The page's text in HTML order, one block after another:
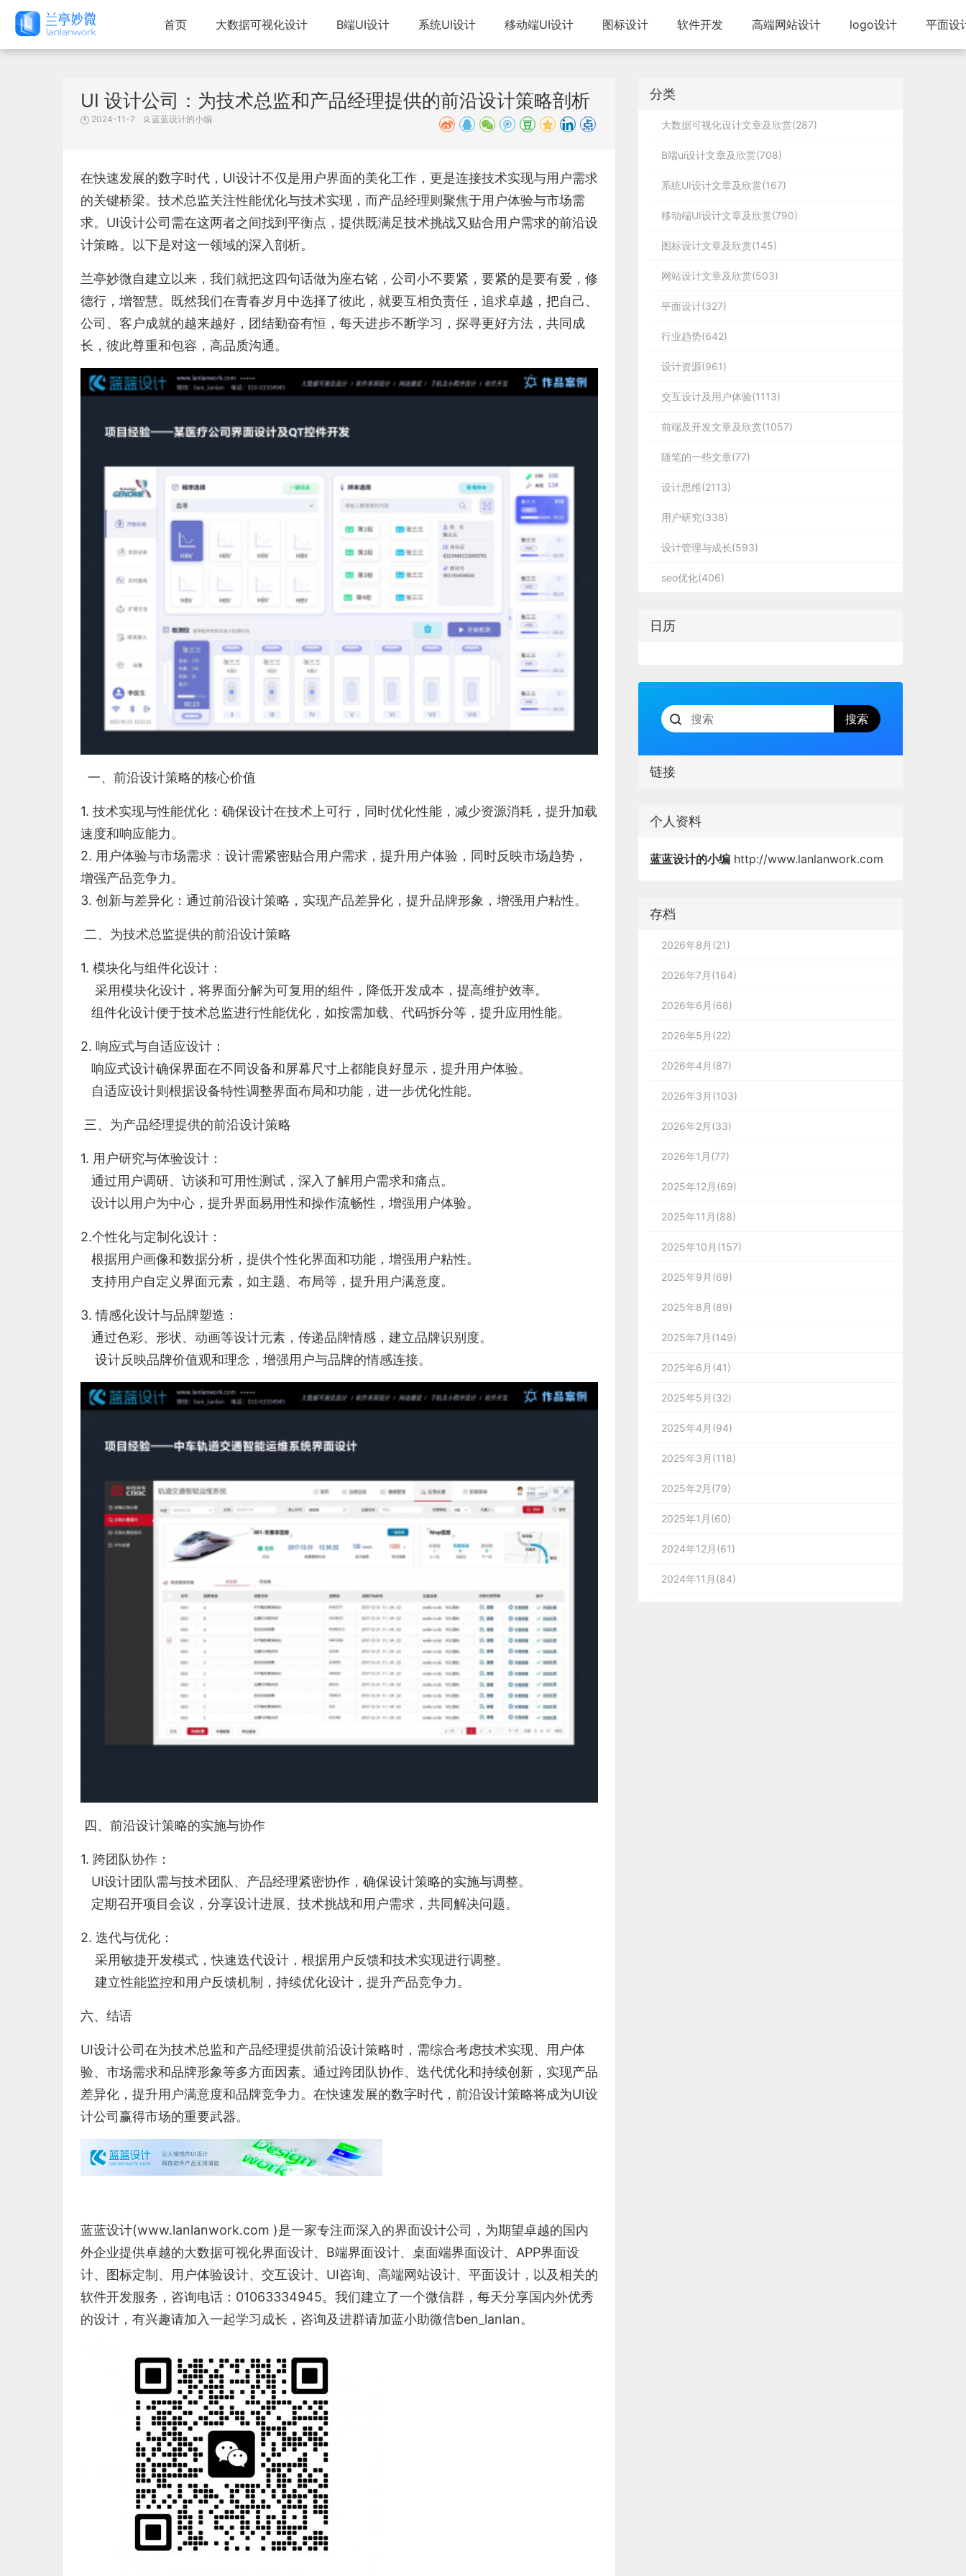
首页 大数据可视化设计 B端UI设计 系统UI设计 移动端UI设计 图标设计 软件开发 高端网站设计 logo设计 平面设
UI 设计公司：为技术总监和产品经理提供的前沿设计策略剖析
2024-11-7 蓝蓝设计的小编
在快速发展的数字时代，UI设计不仅是用户界面的美化工作，更是连接技术实现与用户需求
的关键桥梁。技术总监关注性能优化与技术实现，而产品经理则聚焦于用户体验与市场需
求。UI设计公司需在这两者之间找到平衡点，提供既满足技术挑战又贴合用户需求的前沿设
计策略。以下是对这一领域的深入剖析。
兰亭妙微自建立以来，我们就把这四句话做为座右铭，公司小不要紧，要紧的是要有爱，修
德行，增智慧。既然我们在青春岁月中选择了彼此，就要互相负责任，追求卓越，把自己、
公司、客户成就的越来越好，团结勤奋有恒，每天进步不断学习，探寻更好方法，共同成
长，彼此尊重和包容，高品质沟通。
一、前沿设计策略的核心价值
1. 技术实现与性能优化：确保设计在技术上可行，同时优化性能，减少资源消耗，提升加载
速度和响应能力。
2. 用户体验与市场需求：设计需紧密贴合用户需求，提升用户体验，同时反映市场趋势，
增强产品竞争力。
3. 创新与差异化：通过前沿设计策略，实现产品差异化，提升品牌形象，增强用户粘性。
二、为技术总监提供的前沿设计策略
1. 模块化与组件化设计：
采用模块化设计，将界面分解为可复用的组件，降低开发成本，提高维护效率。
组件化设计便于技术总监进行性能优化，如按需加载、代码拆分等，提升应用性能。
2. 响应式与自适应设计：
响应式设计确保界面在不同设备和屏幕尺寸上都能良好显示，提升用户体验。
自适应设计则根据设备特性调整界面布局和功能，进一步优化性能。
三、为产品经理提供的前沿设计策略
1. 用户研究与体验设计：
通过用户调研、访谈和可用性测试，深入了解用户需求和痛点。
设计以用户为中心，提升界面易用性和操作流畅性，增强用户体验。
2.个性化与定制化设计：
根据用户画像和数据分析，提供个性化界面和功能，增强用户粘性。
支持用户自定义界面元素，如主题、布局等，提升用户满意度。
3. 情感化设计与品牌塑造：
通过色彩、形状、动画等设计元素，传递品牌情感，建立品牌识别度。
设计反映品牌价值观和理念，增强用户与品牌的情感连接。
四、前沿设计策略的实施与协作
1. 跨团队协作：
UI设计团队需与技术团队、产品经理紧密协作，确保设计策略的实施与调整。
定期召开项目会议，分享设计进展、技术挑战和用户需求，共同解决问题。
2. 迭代与优化：
采用敏捷开发模式，快速迭代设计，根据用户反馈和技术实现进行调整。
建立性能监控和用户反馈机制，持续优化设计，提升产品竞争力。
六、结语
UI设计公司在为技术总监和产品经理提供前沿设计策略时，需综合考虑技术实现、用户体
验、市场需求和品牌形象等多方面因素。通过跨团队协作、迭代优化和持续创新，实现产品
差异化，提升用户满意度和品牌竞争力。在快速发展的数字时代，前沿设计策略将成为UI设
计公司赢得市场的重要武器。
蓝蓝设计(www.lanlanwork.com )是一家专注而深入的界面设计公司，为期望卓越的国内
外企业提供卓越的大数据可视化界面设计、 B端界面设计、 桌面端界面设计、 APP界面设
计、 图标定制、 用户体验设计、 交互设计、 UI咨询、 高端网站设计、 平面设计 ，以及相关的
软件开发服务，咨询电话：01063334945。我们建立了一个微信群，每天分享国内外优秀
的设计，有兴趣请加入一起学习成长，咨询及进群请加蓝小助微信ben_lanlan。
分类
大数据可视化设计文章及欣赏(287)
B端ui设计文章及欣赏(708)
系统UI设计文章及欣赏(167)
移动端UI设计文章及欣赏(790)
图标设计文章及欣赏(145)
网站设计文章及欣赏(503)
平面设计(327)
行业趋势(642)
设计资源(961)
交互设计及用户体验(1113)
前端及开发文章及欣赏(1057)
随笔的一些文章(77)
设计思维(2113)
用户研究(338)
设计管理与成长(593)
seo优化(406)
日历
链接
个人资料
蓝蓝设计的小编 http://www.lanlanwork.com
存档
2026年8月(21)
2026年7月(164)
2026年6月(68)
2026年5月(22)
2026年4月(87)
2026年3月(103)
2026年2月(33)
2026年1月(77)
2025年12月(69)
2025年11月(88)
2025年10月(157)
2025年9月(69)
2025年8月(89)
2025年7月(149)
2025年6月(41)
2025年5月(32)
2025年4月(94)
2025年3月(118)
2025年2月(79)
2025年1月(60)
2024年12月(61)
2024年11月(84)